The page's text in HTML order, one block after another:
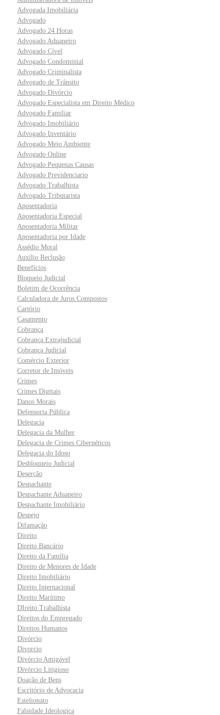
Advogada Imobiliária
Advogado
Advogado 24 Horas
Advogado Aduaneiro
Advogado Cível
Advogado Condominial
Advogado Criminalista
Advogado de Trânsito
Advogado Divórcio
Advogado Especialista em Direito Médico
Advogado Familiar
Advogado Imobiliário
Advogado Inventário
Advogado Meio Ambiente
Advogado Online
Advogado Pequenas Causas
Advogado Previdenciario
Advogado Trabalhista
Advogado Tributarista
Aposentadoria
Aposentadoria Especial
Aposentadoria Militar
Aposentadoria por Idade
Assédio Moral
Auxílio Reclusão
Benefícios
Bloqueio Judicial
Boletim de Ocorrência
Calculadora de Juros Compostos
Cartório
Casamento
Cobrança
Cobrança Extrajudicial
Cobrança Judicial
Comércio Exterior
Corretor de Imóveis
Crimes
Crimes Digitais
Danos Morais
Defensoria Pública
Delegacia
Delegacia da Mulher
Delegacia de Crimes Cibernéticos
Delegacia do Idoso
Desbloqueio Judicial
Deserção
Despachante
Despachante Aduaneiro
Despachante Imobiliário
Despejo
Difamação
Direito
Direito Bancário
Direito da Família
Direito de Menores de Idade
Direito Imobiliário
Direito Internacional
Direito Marítimo
DIreito Trabalhista
Direitos do Empregado
Direitos Humanos
Divórcio
Divorcio
Divórcio Amigável
Divórcio Litigioso
Doação de Bens
Escritório de Advocacia
Estelionato
Falsidade Ideologica